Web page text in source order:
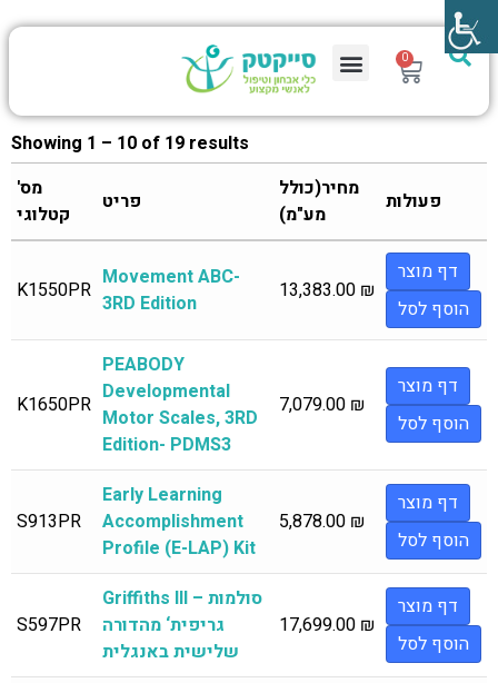
0
Showing 1 – 10 of 19 results
מס'
קטלוגי
פריט
מחיר(כולל
מע"מ)
פעולות
K1550PR Movement ABC-
3RD Edition
13,383.00 ₪
דף מוצר
הוסף לסל
K1650PR
PEABODY
Developmental
Motor Scales, 3RD
Edition- PDMS3
7,079.00 ₪
דף מוצר
הוסף לסל
S913PR
Early Learning
Accomplishment
Profile (E-LAP) Kit
5,878.00 ₪
דף מוצר
הוסף לסל
S597PR
Griffiths III – סולמות
גריפית‘ מהדורה
שלישית באנגלית
17,699.00 ₪
דף מוצר
הוסף לסל